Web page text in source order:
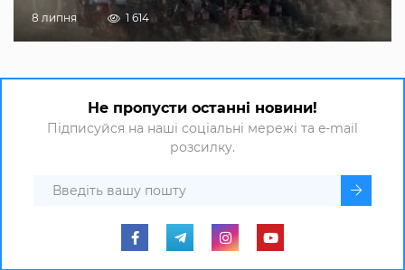
8 липня 1 614
Не пропусти останні новини!
Підписуйся на наші соціальні мережі та e-mail
розсилку.